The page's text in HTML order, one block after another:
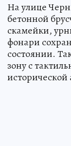
На улице
бетонной
скамейки,
фонари
состоянии.
зону с
исторической